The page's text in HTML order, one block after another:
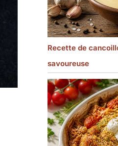
Recette de
savoureuse